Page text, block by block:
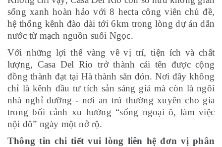
sống xanh hoàn hảo với 8 hecta công viên chủ đề,
hệ thống kênh đào dài tới 6km trong lòng dự án dẫn
nước từ mạch nguồn suối Ngọc.
Với những lợi thế vàng về vị trí, tiện ích và chất
lượng, Casa Del Rio trở thành cái tên được cộng
đồng thành đạt tại Hà thành săn đón. Nơi đây không
chỉ là kênh đầu tư tích sản sáng giá mà còn là ngôi
nhà nghỉ dưỡng - nơi an trú thường xuyên cho gia
trong bối cảnh xu hướng “sống ngoại ô, làm việc
nội đô” ngày một nở rộ.
Thông tin chi tiết vui lòng liên hệ đơn vị phân